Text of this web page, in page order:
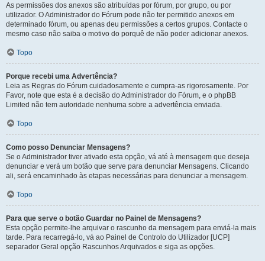
As permissões dos anexos são atribuídas por fórum, por grupo, ou por
utilizador. O Administrador do Fórum pode não ter permitido anexos em
determinado fórum, ou apenas deu permissões a certos grupos. Contacte o
mesmo caso não saiba o motivo do porquê de não poder adicionar anexos.
Topo
Porque recebi uma Advertência?
Leia as Regras do Fórum cuidadosamente e cumpra-as rigorosamente. Por
Favor, note que esta é a decisão do Administrador do Fórum, e o phpBB
Limited não tem autoridade nenhuma sobre a advertência enviada.
Topo
Como posso Denunciar Mensagens?
Se o Administrador tiver ativado esta opção, vá até à mensagem que deseja
denunciar e verá um botão que serve para denunciar Mensagens. Clicando
ali, será encaminhado às etapas necessárias para denunciar a mensagem.
Topo
Para que serve o botão Guardar no Painel de Mensagens?
Esta opção permite-lhe arquivar o rascunho da mensagem para enviá-la mais
tarde. Para recarregá-lo, vá ao Painel de Controlo do Utilizador [UCP]
separador Geral opção Rascunhos Arquivados e siga as opções.